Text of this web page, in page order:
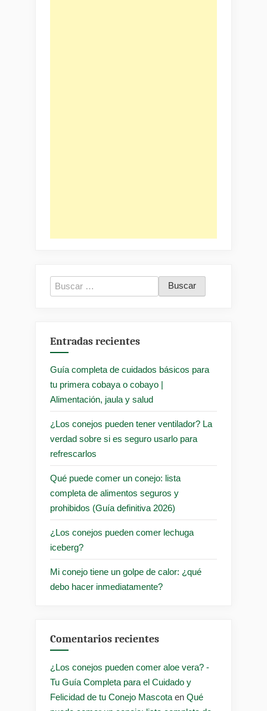
Buscar:
Entradas recientes
Guía completa de cuidados básicos para
tu primera cobaya o cobayo |
Alimentación, jaula y salud
¿Los conejos pueden tener ventilador? La
verdad sobre si es seguro usarlo para
refrescarlos
Qué puede comer un conejo: lista
completa de alimentos seguros y
prohibidos (Guía definitiva 2026)
¿Los conejos pueden comer lechuga
iceberg?
Mi conejo tiene un golpe de calor: ¿qué
debo hacer inmediatamente?
Comentarios recientes
¿Los conejos pueden comer aloe vera? -
Tu Guía Completa para el Cuidado y
Felicidad de tu Conejo Mascota en Qué